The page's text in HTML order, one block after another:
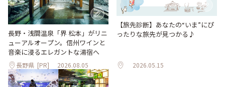
長野・浅間温泉「界 松本」がリニ
ューアルオープン。信州ワインと
音楽に浸るエレガントな湯宿へ
長野県 [PR] 2026.08.05
【旅先診断】あなたの“いま”にぴ
ったりな旅先が見つかる♪
2026.05.15